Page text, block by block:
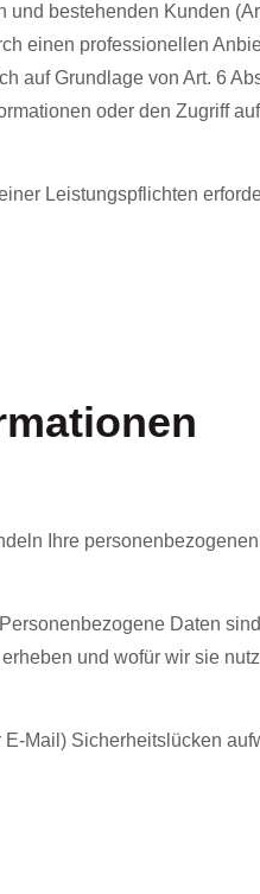
bestehenden Kunden
einen professionellen
auf Grundlage von Art. 6
oder den Zugriff
Leistungspflichten
Ihre
Daten
und wofür wir sie
Mail) Sicherheitslücken